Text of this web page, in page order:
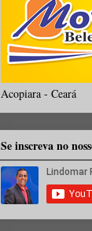
Acopiara - Ceará
Se inscreva no